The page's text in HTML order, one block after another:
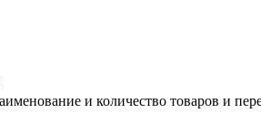
и количество товаров и